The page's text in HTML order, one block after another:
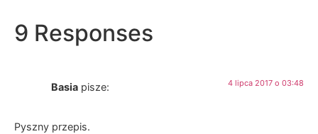
9 Responses
Basia pisze: 4 lipca 2017 o 03:48
Pyszny przepis.